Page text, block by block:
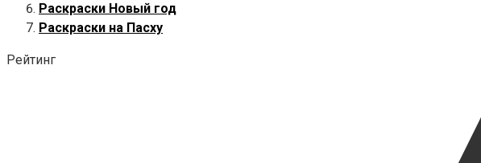
Раскраски Новый год
Раскраски на Пасху
Рейтинг